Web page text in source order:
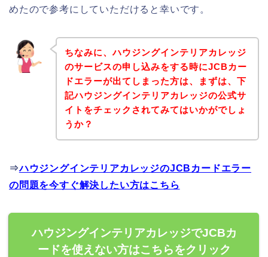
めたので参考にしていただけると幸いです。
ちなみに、ハウジングインテリアカレッジ
のサービスの申し込みをする時にJCBカー
ドエラーが出てしまった方は、まずは、下
記ハウジングインテリアカレッジの公式サ
イトをチェックされてみてはいかがでしょ
うか？
⇒ハウジングインテリアカレッジのJCBカードエラー
の問題を今すぐ解決したい方はこちら
ハウジングインテリアカレッジでJCBカ
ードを使えない方はこちらをクリック